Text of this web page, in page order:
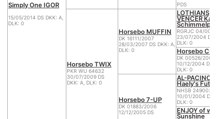
Simply One IGOR
15/05/2014 DS DKK: A,
DLK: 0
PDS
Horsebo TWIX
PKR WU 64632
30/07/2009 DS
DKK: A, DLK: 0
Horsebo MUFFIN
DK 16111/2007
28/03/2007 DS DKK: A,
DLK: 0
LOTHIANS
VENCER
RGRJC 04/
23/07/2004 DS
DLK: 0
Horsebo
DK 00526/2005
10/12/2004 DS
DLK: 0
Horsebo 7-UP
DK 01883/2006
12/12/2005 DS
AL-PACINO
Haely's
NHSB 2490037
10/01/2004 DS
DLK: 0
ENJOY of
Sunshine